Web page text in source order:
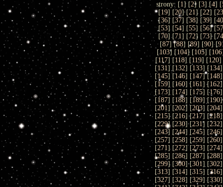
strony: [1] [2] [3] [4] [
[19] [20] [21] [22] [23
[36] [37] [38] [39] [40
[53] [54] [55] [56] [57
[70] [71] [72] [73] [74
[87] [88] [89] [90] [
[103] [104] [105] [106
[117] [118] [119] [120]
[131] [132] [133] [134
[145] [146] [147] [148
[159] [160] [161] [162
[173] [174] [175] [176
[187] [188] [189] [190
[201] [202] [203] [204
[215] [216] [217] [218
[229] [230] [231] [232
[243] [244] [245] [246
[257] [258] [259] [260
[271] [272] [273] [274
[285] [286] [287] [288
[299] [300] [301] [302
[313] [314] [315] [316
[327] [328] [329] [330